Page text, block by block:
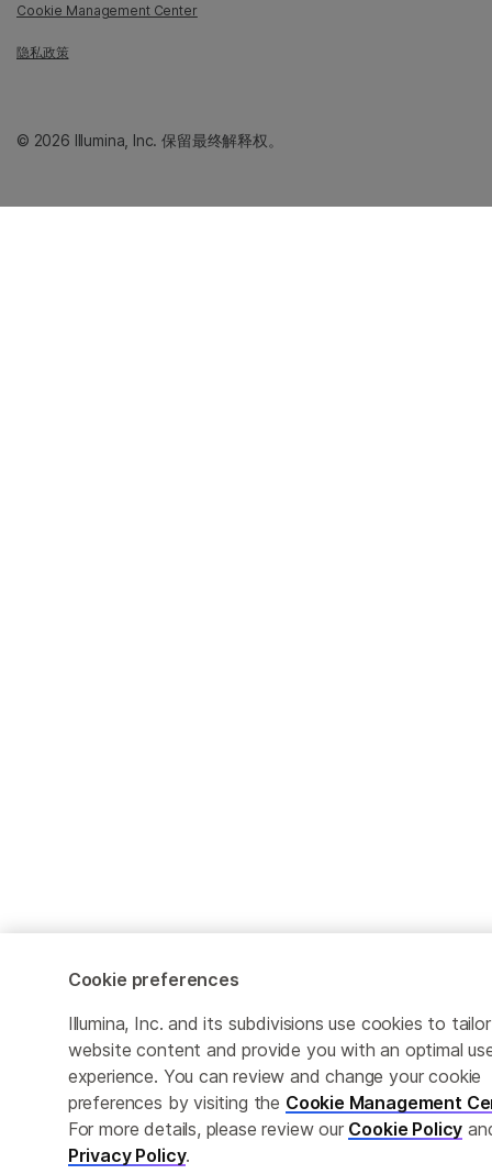
Cookie Management Center
隐私政策
© 2026 Illumina, Inc. 保留最终解释权。
Cookie preferences
Illumina, Inc. and its subdivisions use cookies to tailor
website content and provide you with an optimal
experience. You can review and change your cookie
preferences by visiting the Cookie Management
For more details, please review our Cookie Policy
Privacy Policy.